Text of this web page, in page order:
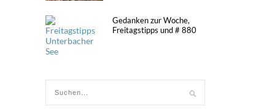
Gedanken zur Woche,
Freitagstipps und # 880